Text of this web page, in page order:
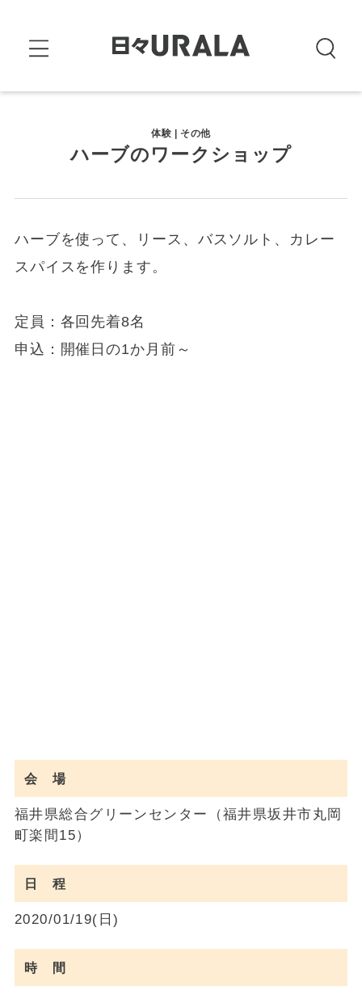
体験 | その他
ハーブのワークショップ
ハーブを使って、リース、バスソルト、カレー
スパイスを作ります。
定員：各回先着8名
申込：開催日の1か月前～
会 場
福井県総合グリーンセンター（福井県坂井市丸岡
町楽間15）
日 程
2020/01/19(日)
時 間